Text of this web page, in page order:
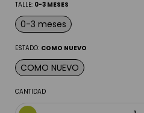
TALLE: 0-3 MESES
0-3 meses
ESTADO: COMO NUEVO
COMO NUEVO
CANTIDAD